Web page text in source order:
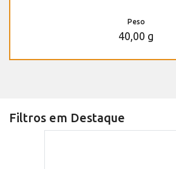
Peso
40,00 g
Filtros em Destaque